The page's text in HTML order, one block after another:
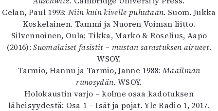
Celan, Paul 1993:Niin kuin kivelle puhutaan. Suom. Jukka
Koskelainen. Tammi ja Nuoren Voiman liitto.
Silvennoinen, Oula; Tikka, Marko & Roselius, Aapo
(2016):Suomalaiset fasistit – mustan sarastuksen airueet.
WSOY.
Tarmio, Hannu ja Tarmio, Janne 1988:Maailman
runosydän. WSOY.
Holokaustin varjo – kolme osaa kadotuksen
läheisyydestä: Osa 1 – Isät ja pojat. Yle Radio 1, 2017.